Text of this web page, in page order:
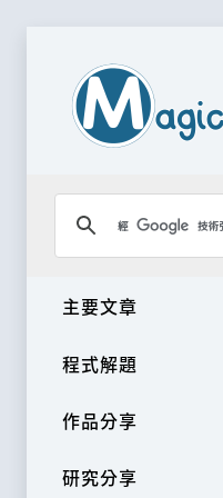
主要文章
程式解題
作品分享
研究分享